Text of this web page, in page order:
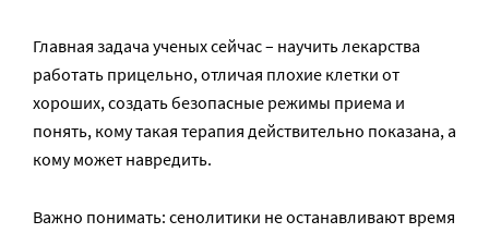
Главная задача ученых сейчас – научить лекарства
работать прицельно, отличая плохие клетки от
хороших, создать безопасные режимы приема и
понять, кому такая терапия действительно показана, а
кому может навредить.
Важно понимать: сенолитики не останавливают время